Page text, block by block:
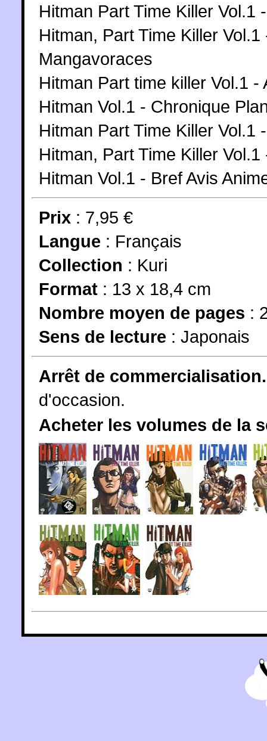
Hitman Part Time Killer Vol.1
Hitman, Part Time Killer
Mangavoraces
Hitman Part time killer Vol.1
Hitman Vol.1 - Chronique
Hitman Part Time Killer Vol.1
Hitman, Part Time Killer
Hitman Vol.1 - Bref Avis
Prix : 7,95 €
Langue : Français
Collection : Kuri
Format : 13 x 18,4 cm
Nombre moyen de pages :
Sens de lecture : Japonais
Arrêt de commercialisation.
d'occasion.
Acheter les volumes de la